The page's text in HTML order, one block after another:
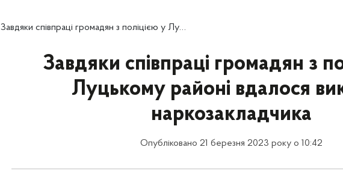
Завдяки співпраці громадян з поліцією у Луцькому районі вдалося викрити наркозакладчика
Завдяки співпраці громадян з
Луцькому районі вдалося
наркозакладчика
Опубліковано 21 березня 2023 року о 10:42